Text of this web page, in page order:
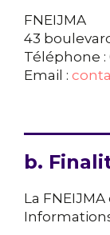
FNEIJMA
43
Téléphone :
Email :
b.
La